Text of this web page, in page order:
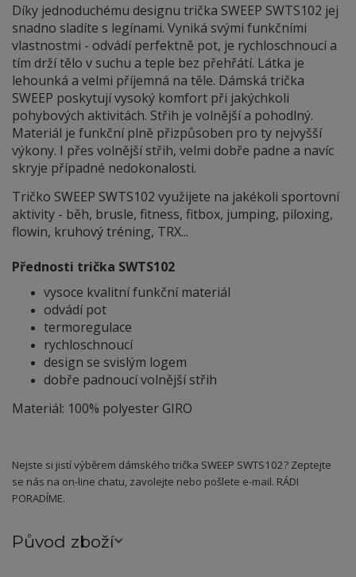
Díky jednoduchému designu trička SWEEP SWTS102 jej
snadno sladíte s legínami. Vyniká svými funkčními
vlastnostmi - odvádí perfektně pot, je rychloschnoucí a
tím drží tělo v suchu a teple bez přehřátí. Látka je
lehounká a velmi příjemná na těle. Dámská trička
SWEEP poskytují vysoký komfort při jakýchkoli
pohybových aktivitách. Střih je volnější a pohodlný.
Materiál je funkční plně přizpůsoben pro ty nejvyšší
výkony. I přes volnější střih, velmi dobře padne a navíc
skryje případné nedokonalosti.
Tričko SWEEP SWTS102 využijete na jakékoli sportovní
aktivity - běh, brusle, fitness, fitbox, jumping, piloxing,
flowin, kruhový tréning, TRX...
Přednosti trička SWTS102
vysoce kvalitní funkční materiál
odvádí pot
termoregulace
rychloschnoucí
design se svislým logem
dobře padnoucí volnější střih
Materiál: 100% polyester GIRO
Nejste si jistí výběrem dámského trička SWEEP SWTS102? Zeptejte
se nás na on-line chatu, zavolejte nebo pošlete e-mail. RÁDI
PORADÍME.
Původ zboží